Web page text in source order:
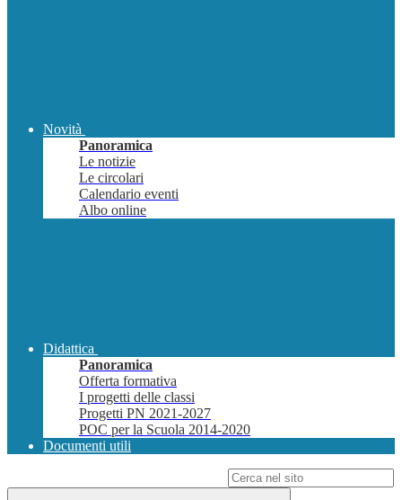
Novità
Panoramica
Le notizie
Le circolari
Calendario eventi
Albo online
Didattica
Panoramica
Offerta formativa
I progetti delle classi
Progetti PN 2021-2027
POC per la Scuola 2014-2020
Documenti utili